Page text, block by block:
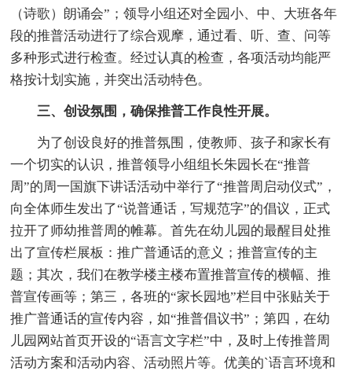
（诗歌）朗诵会”；领导小组还对全园小、中、大班各年
段的推普活动进行了综合观摩，通过看、听、查、问等
多种形式进行检查。经过认真的检查，各项活动均能严
格按计划实施，并突出活动特色。
三、创设氛围，确保推普工作良性开展。
为了创设良好的推普氛围，使教师、孩子和家长有
一个切实的认识，推普领导小组组长朱园长在“推普
周”的周一国旗下讲话活动中举行了“推普周启动仪式”，
向全体师生发出了“说普通话，写规范字”的倡议，正式
拉开了师幼推普周的帷幕。首先在幼儿园的最醒目处推
出了宣传栏展板：推广普通话的意义；推普宣传的主
题；其次，我们在教学楼主楼布置推普宣传的横幅、推
普宣传画等；第三，各班的“家长园地”栏目中张贴关于
推广普通话的宣传内容，如“推普倡议书”；第四，在幼
儿园网站首页开设的“语言文字栏”中，及时上传推普周
活动方案和活动内容、活动照片等。优美的`语言环境和